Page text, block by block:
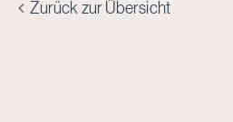
Zurück zur Übersicht